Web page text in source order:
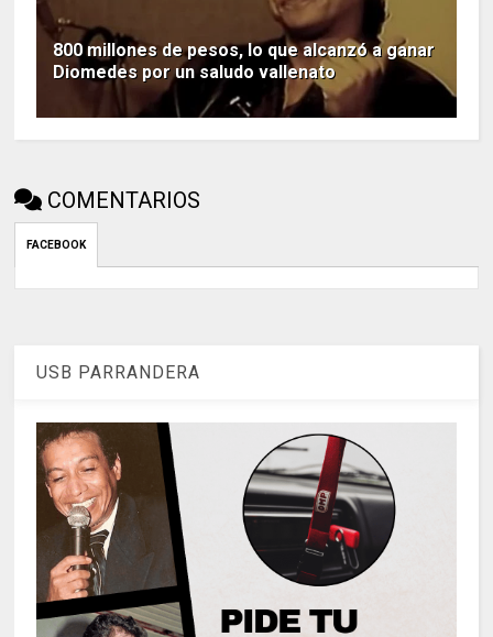
800 millones de pesos, lo que alcanzó a ganar
Diomedes por un saludo vallenato
COMENTARIOS
FACEBOOK
USB PARRANDERA